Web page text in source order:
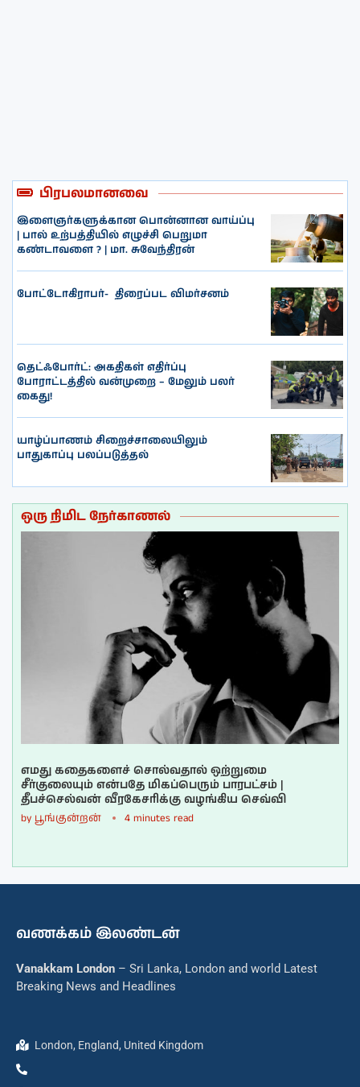
பிரபலமானவை
இளைஞர்களுக்கான பொன்னான வாய்ப்பு
| பால் உற்பத்தியில் எழுச்சி பெறுமா
கண்டாவளை ? | மா. சுவேந்திரன்
போட்டோகிராபர்- ‌ திரைப்பட விமர்சனம்
தெட்ஃபோர்ட்: அகதிகள் எதிர்ப்பு
போராட்டத்தில் வன்முறை – மேலும் பலர்
கைது!
யாழ்ப்பாணம் சிறைச்சாலையிலும்
பாதுகாப்பு பலப்படுத்தல்
ஒரு நிமிட நேர்காணல்
எமது கதைகளைச் சொல்வதால் ஒற்றுமை
சீர்குலையும் என்பதே மிகப்பெரும் பாரபட்சம் |
தீபச்செல்வன் வீரகேசரிக்கு வழங்கிய செவ்வி
by பூங்குன்றன் 4 minutes read
வணக்கம் இலண்டன்
Vanakkam London – Sri Lanka, London and world Latest
Breaking News and Headlines
London, England, United Kingdom